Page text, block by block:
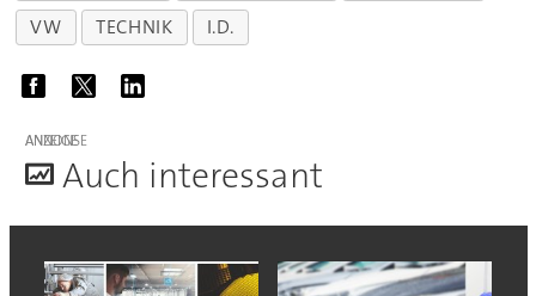
VW
TECHNIK I.D.
ANZEIGE
Auch interessant